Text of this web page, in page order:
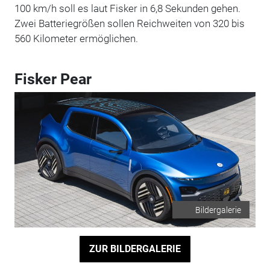
100 km/h soll es laut Fisker in 6,8 Sekunden gehen.
Zwei Batteriegrößen sollen Reichweiten von 320 bis
560 Kilometer ermöglichen.
Fisker Pear
Bildergalerie
ZUR BILDERGALERIE